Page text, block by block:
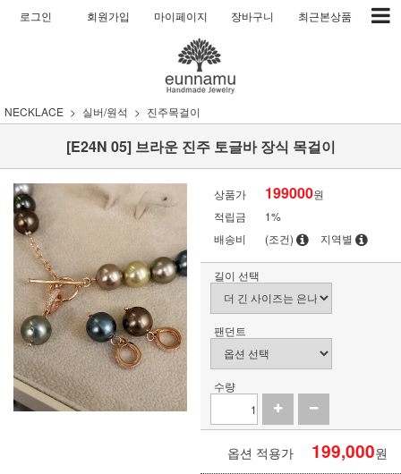
로그인 회원가입 마이페이지 장바구니 최근본상품
NECKLACE 실버/원석 진주목걸이
[E24N 05] 브라운 진주 토글바 장식 목걸이
상품가 199000원
적립금
1%
배송비
(조건) 지역별
길이 선택
팬던트
수량
옵션 적용가 199,000원